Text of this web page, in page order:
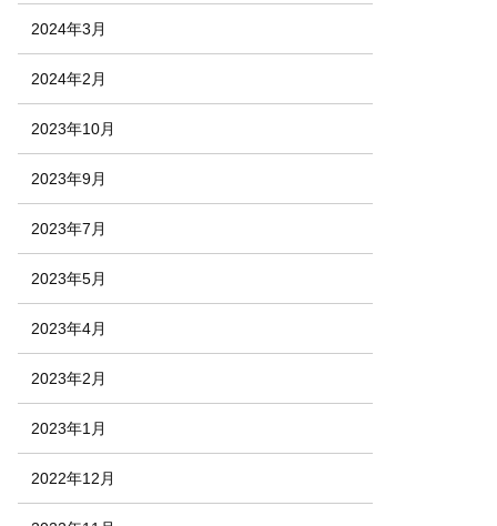
2024年3月
2024年2月
2023年10月
2023年9月
2023年7月
2023年5月
2023年4月
2023年2月
2023年1月
2022年12月